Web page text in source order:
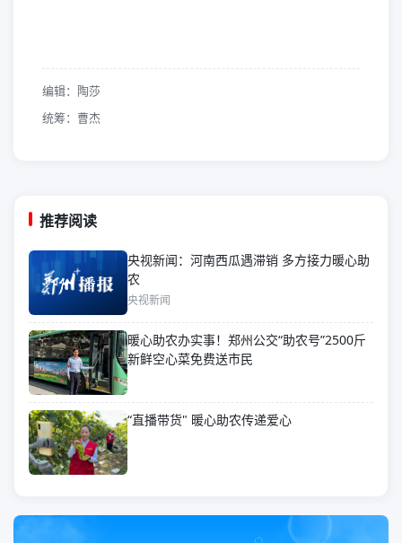
编辑：陶莎
统筹：曹杰
推荐阅读
央视新闻：河南西瓜遇滞销 多方接力暖心助
农
央视新闻
暖心助农办实事！郑州公交“助农号”2500斤
新鲜空心菜免费送市民
“直播带货" 暖心助农传递爱心